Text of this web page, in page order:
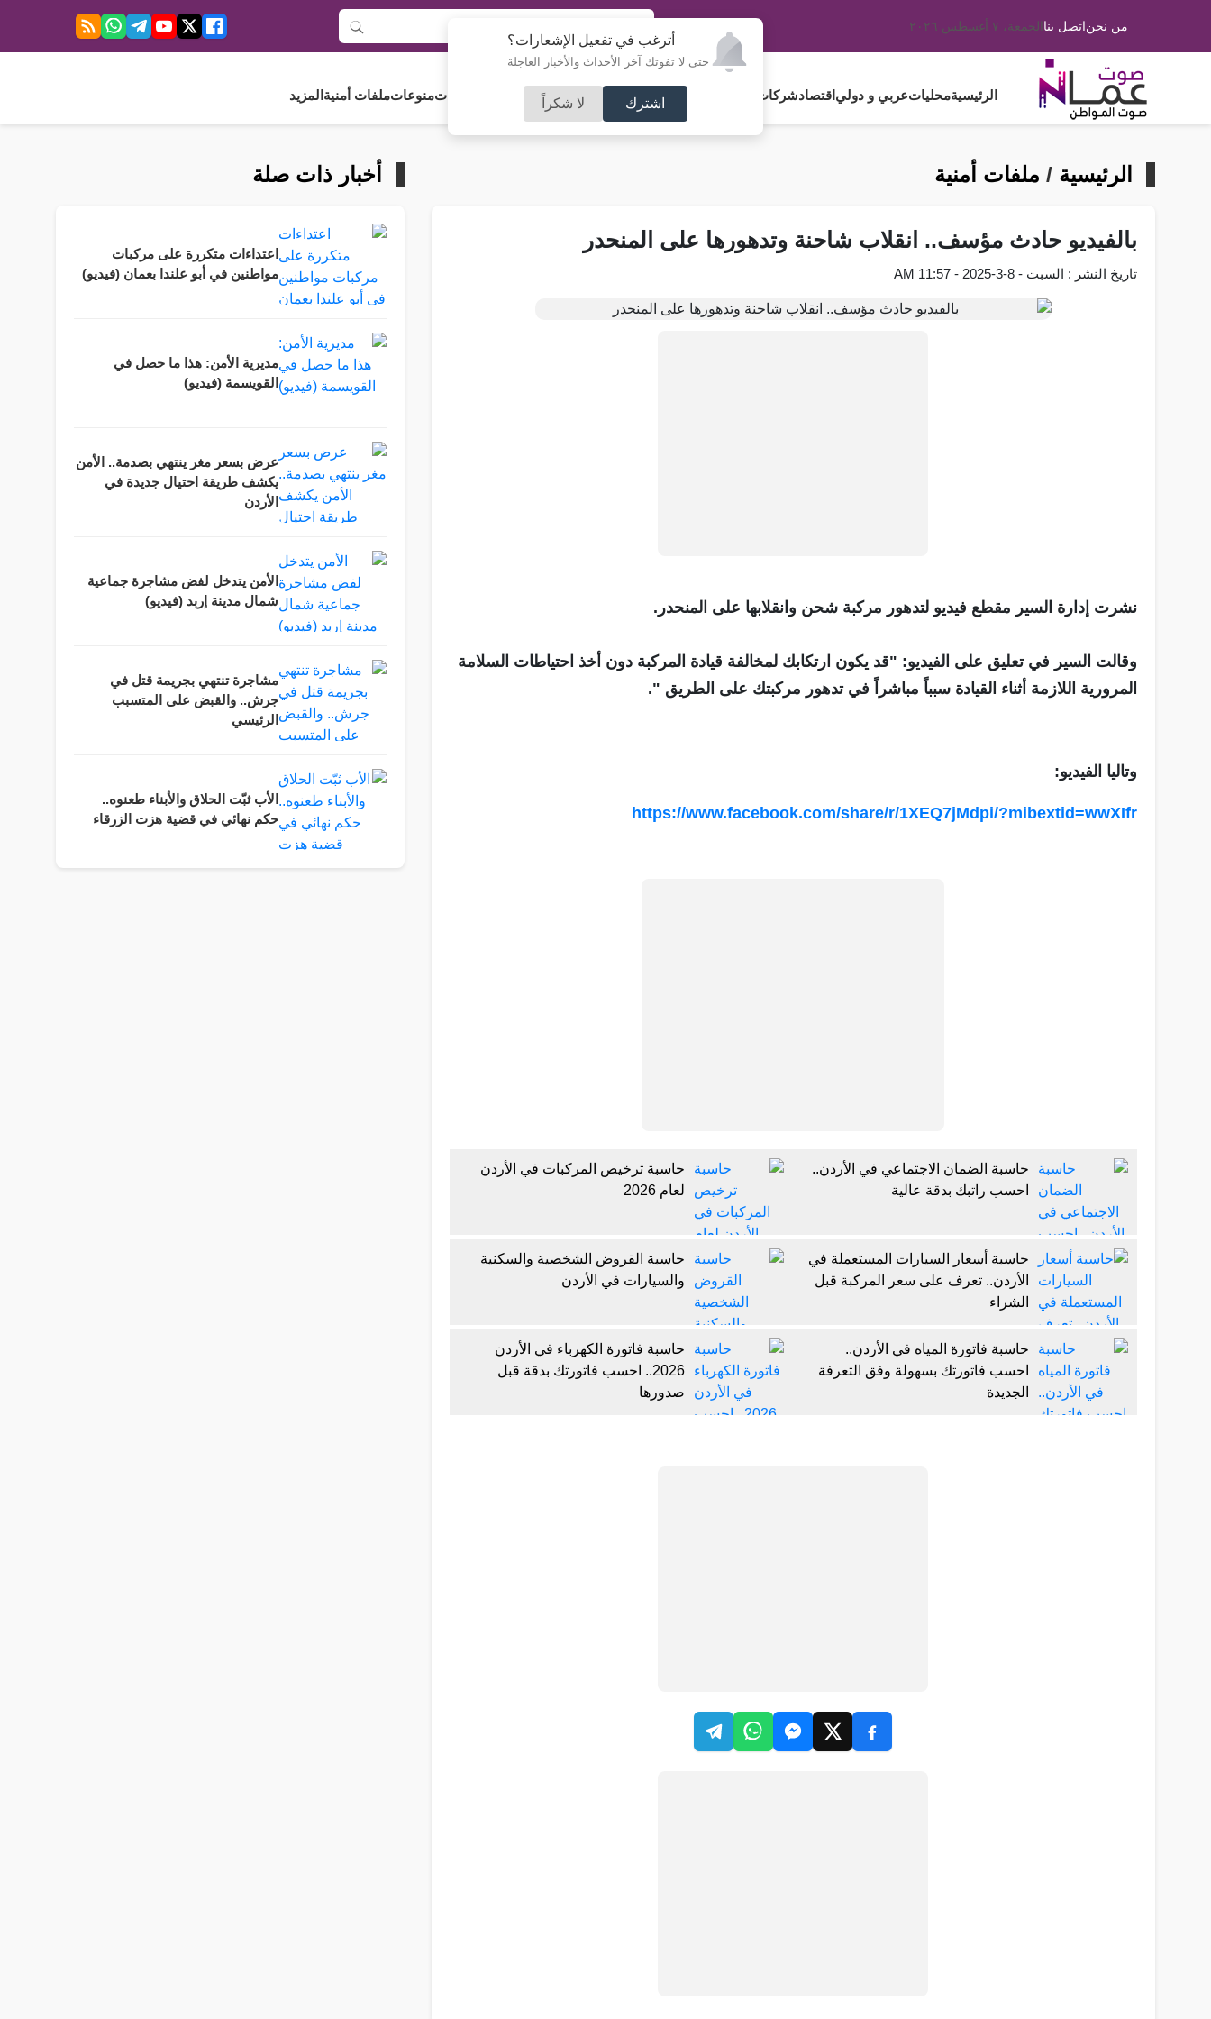
أترغب في تفعيل الإشعارات؟
حتى لا تفوتك آخر الأحداث والأخبار العاجلة
اشترك لا شكراً
من نحناتصل بناالجمعة، ٧ أغسطس ٢٠٢٦
الرئيسيةمحلياتعربي و دولي اقتصادشركات و استثمار فلسطين مجلس الأمةرياضة آراء و مقالات جامعاتمنوعاتملفات أمنية المزيد
الرئيسية / ملفات أمنية
بالفيديو حادث مؤسف.. انقلاب شاحنة وتدهورها على المنحدر
تاريخ النشر : السبت - 8-3-2025 - 11:57 AM
نشرت إدارة السير مقطع فيديو لتدهور مركبة شحن وانقلابها على المنحدر.
وقالت السير في تعليق على الفيديو: "قد يكون ارتكابك لمخالفة قيادة المركبة دون أخذ احتياطات السلامة
المرورية اللازمة أثناء القيادة سبباً مباشراً في تدهور مركبتك على الطريق ".
وتاليا الفيديو:
https://www.facebook.com/share/r/1XEQ7jMdpi/?mibextid=wwXIfr
حاسبة الضمان الاجتماعي في الأردن..
احسب راتبك بدقة عالية
حاسبة ترخيص المركبات في الأردن
لعام 2026
حاسبة أسعار السيارات المستعملة في
الأردن.. تعرف على سعر المركبة قبل
الشراء
حاسبة القروض الشخصية والسكنية
والسيارات في الأردن
حاسبة فاتورة المياه في الأردن..
احسب فاتورتك بسهولة وفق التعرفة
الجديدة
حاسبة فاتورة الكهرباء في الأردن
2026.. احسب فاتورتك بدقة قبل
صدورها
أخبار ذات صلة
اعتداءات متكررة على مركبات
مواطنين في أبو علندا بعمان (فيديو)
مديرية الأمن: هذا ما حصل في
القويسمة (فيديو)
عرض بسعر مغر ينتهي بصدمة.. الأمن
يكشف طريقة احتيال جديدة في
الأردن
الأمن يتدخل لفض مشاجرة جماعية
شمال مدينة إربد (فيديو)
مشاجرة تنتهي بجريمة قتل في
جرش.. والقبض على المتسبب
الرئيسي
الأب ثبّت الحلاق والأبناء طعنوه..
حكم نهائي في قضية هزت الزرقاء